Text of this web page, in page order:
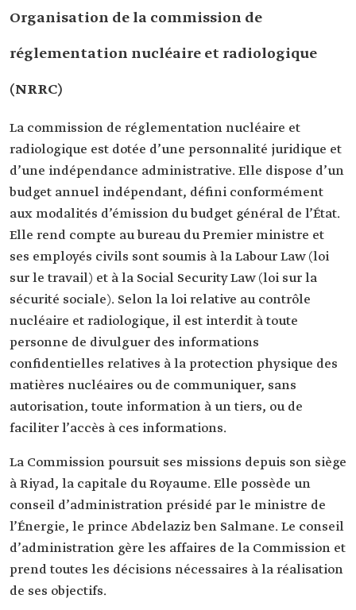
Organisation de la commission de
réglementation nucléaire et radiologique
(NRRC)
La commission de réglementation nucléaire et
radiologique est dotée d’une personnalité juridique et
d’une indépendance administrative. Elle dispose d’un
budget annuel indépendant, défini conformément
aux modalités d’émission du budget général de l’État.
Elle rend compte au bureau du Premier ministre et
ses employés civils sont soumis à la Labour Law (loi
sur le travail) et à la Social Security Law (loi sur la
sécurité sociale). Selon la loi relative au contrôle
nucléaire et radiologique, il est interdit à toute
personne de divulguer des informations
confidentielles relatives à la protection physique des
matières nucléaires ou de communiquer, sans
autorisation, toute information à un tiers, ou de
faciliter l’accès à ces informations.
La Commission poursuit ses missions depuis son siège
à Riyad, la capitale du Royaume. Elle possède un
conseil d’administration présidé par le ministre de
l’Énergie, le prince Abdelaziz ben Salmane. Le conseil
d’administration gère les affaires de la Commission et
prend toutes les décisions nécessaires à la réalisation
de ses objectifs.